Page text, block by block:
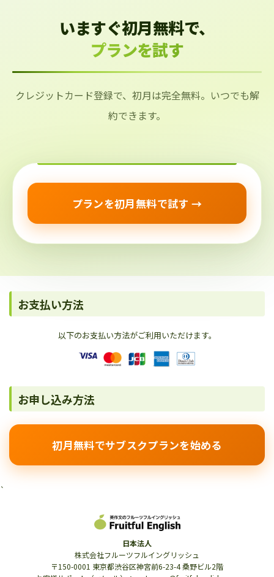
いますぐ初月無料で、
プランを試す
クレジットカード登録で、初月は完全無料。いつでも解
約できます。
プランを初月無料で試す →
お支払い方法
以下のお支払い方法がご利用いただけます。
お申し込み方法
初月無料でサブスクプランを始める
`
日本法人
株式会社フルーツフルイングリッシュ
〒150-0001 東京都渋谷区神宮前6-23-4 桑野ビル2階